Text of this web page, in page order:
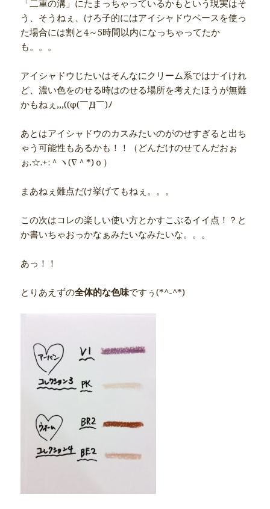
「二重の溝」にたまっちゃっているかもという現実はそ
う、そうねぇ、けろ子的にはアイシャドウベースを使っ
た場合には割と4～5時間以内になっちゃってたか
も。。。
アイシャドウじたいはそんなにクリーム系ではナイけれ
ど、濃い色をのせる時はのせる場所を考えたほうが無難
かもねぇ,,,((φ(￣Д￣)ﾉ
あとはアイシャドウのカスみたいのがのせすぎると出ち
ゃう可能性もあるかも！！（どんだけのせてんだおぉ
ぉ.☆.+:＾ヽ(∇＾*)ｏ）
まあねぇ難点だけ挙げてもねぇ。。。
この次はコレの楽しい使い方とかすこぶるイイ点！？と
か書いちゃおっかなぁみたいなみたいな。。。
あっ！！
とりあえずの全体的な色味ですぅ(*^-^*)